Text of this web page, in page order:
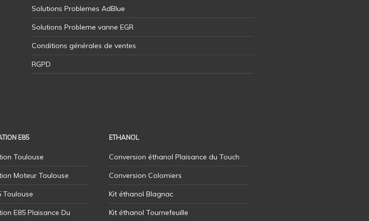
Solutions Problemes AdBlue
Solutions Probleme vanne EGR
Conditions générales de ventes
RGPD
E85
Toulouse
Moteur Toulouse
Toulouse
E85 Plaisance Du
ETHANOL
Conversion éthanol Plaisance du Touch
Conversion Colomiers
Kit éthanol Blagnac
Kit éthanol Tournefeuille